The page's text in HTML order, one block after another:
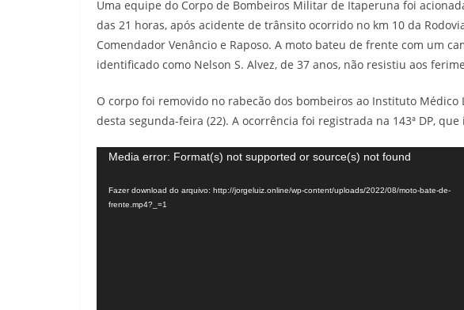
Uma equipe do Corpo de Bombeiros Militar de Itaperuna foi
das 21 horas, após acidente de trânsito ocorrido no km 10 da
Comendador Venâncio e Raposo. A moto bateu de frente com um
identificado como Nelson S. Alvez, de 37 anos, não resistiu aos
O corpo foi removido no rabecão dos bombeiros ao Instituto Médico
desta segunda-feira (22). A ocorrência foi registrada na 143ª DP, que
Tocador
vídeo
Media error: Format(s) not supported or source(s) not found
Fazer download do arquivo: http://jorgeluiz.online/wp-content/uploads/2022/08/moto-bate-de-
frente.mp4?_=1